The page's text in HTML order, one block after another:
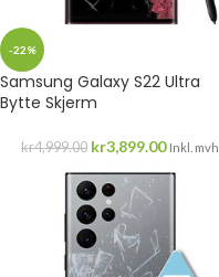
-22%
Samsung Galaxy S22 Ultra
Bytte Skjerm
kr4,999.00 kr3,899.00 Inkl. mvh.